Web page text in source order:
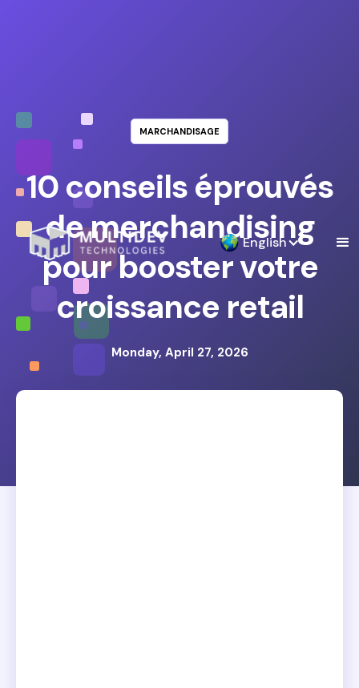
English
MARCHANDISAGE
10 conseils éprouvés
de merchandising
pour booster votre
croissance retail
Monday, April 27, 2026